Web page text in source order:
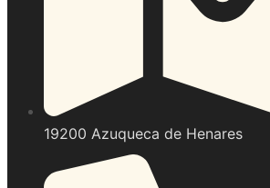
19200 Azuqueca de Henares